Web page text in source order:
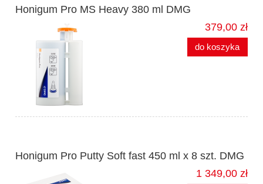
Honigum Pro MS Heavy 380 ml DMG
379,00 zł
do koszyka
Honigum Pro Putty Soft fast 450 ml x 8 szt. DMG
1 349,00 zł